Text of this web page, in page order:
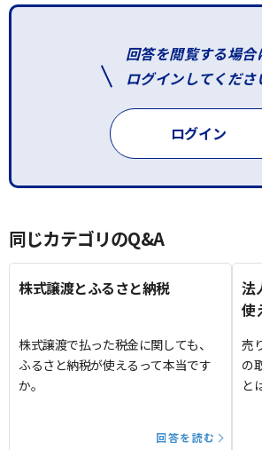
回答を閲覧する場合
ログインしてくださ
ログイン
同じカテゴリのQ&A
株式譲渡とふるさと納税
株式譲渡で払った税金に関しても、
ふるさと納税が使えるって本当です
か。
回答を読む
法
使
売
の
と